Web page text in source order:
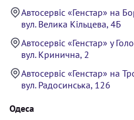
Автосервіс «Генстар» на
вул. Велика Кільцева, 4Б
Автосервіс «Генстар» у
вул. Кринична, 2
Автосервіс «Генстар» на
вул. Радосинська, 126
Одеса